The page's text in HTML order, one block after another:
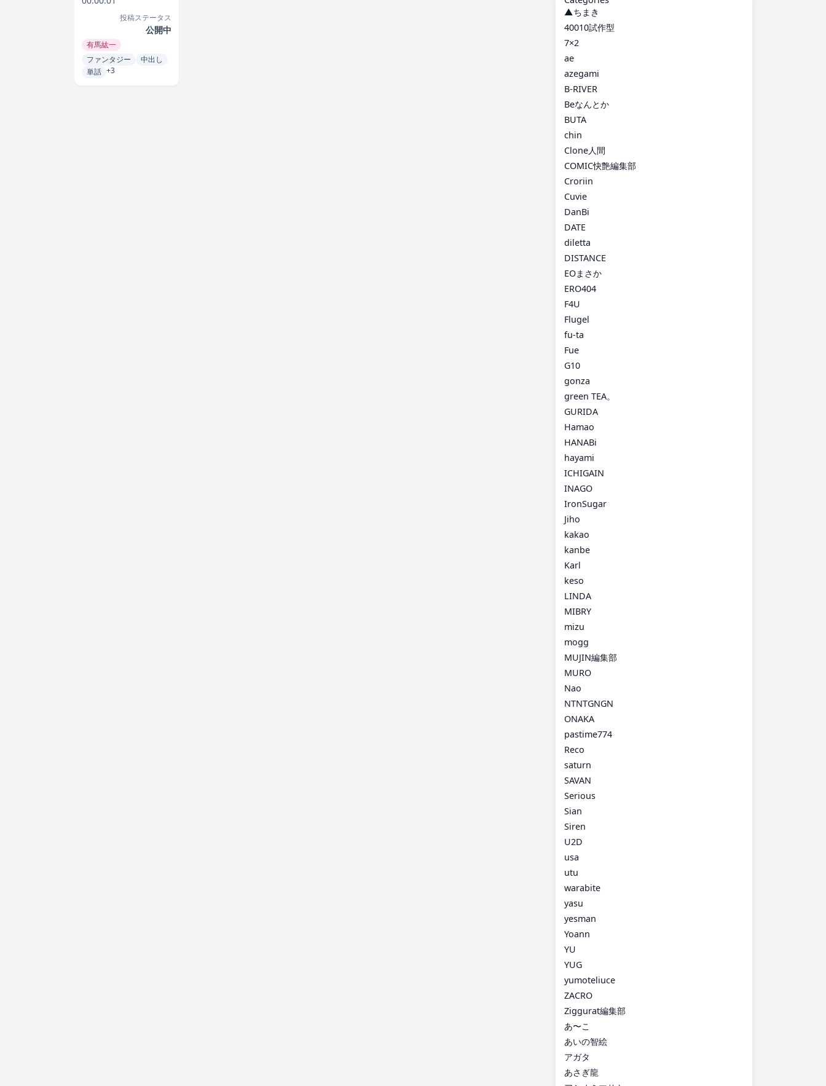
投稿ステータス
公開中
有馬紘一
ファンタジー
中出し
単話 +3
▲ちまき
40010試作型
7×2
ae
azegami
B-RIVER
Beなんとか
BUTA
chin
Clone人間
COMIC快艶編集部
Croriin
Cuvie
DanBi
DATE
diletta
DISTANCE
EOまさか
ERO404
F4U
Flugel
fu-ta
Fue
G10
gonza
green TEA。
GURIDA
Hamao
HANABi
hayami
ICHIGAIN
INAGO
IronSugar
Jiho
kakao
kanbe
Karl
keso
LINDA
MIBRY
mizu
mogg
MUJIN編集部
MURO
Nao
NTNTGNGN
ONAKA
pastime774
Reco
saturn
SAVAN
Serious
Sian
Siren
U2D
usa
utu
warabite
yasu
yesman
Yoann
YU
YUG
yumoteliuce
ZACRO
Ziggurat編集部
あ〜こ
あいの智絵
アガタ
あさぎ龍